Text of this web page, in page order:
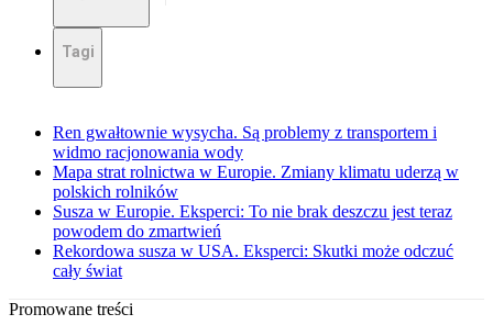
Tagi
Ren gwałtownie wysycha. Są problemy z transportem i
widmo racjonowania wody
Mapa strat rolnictwa w Europie. Zmiany klimatu uderzą w
polskich rolników
Susza w Europie. Eksperci: To nie brak deszczu jest teraz
powodem do zmartwień
Rekordowa susza w USA. Eksperci: Skutki może odczuć
cały świat
Promowane treści